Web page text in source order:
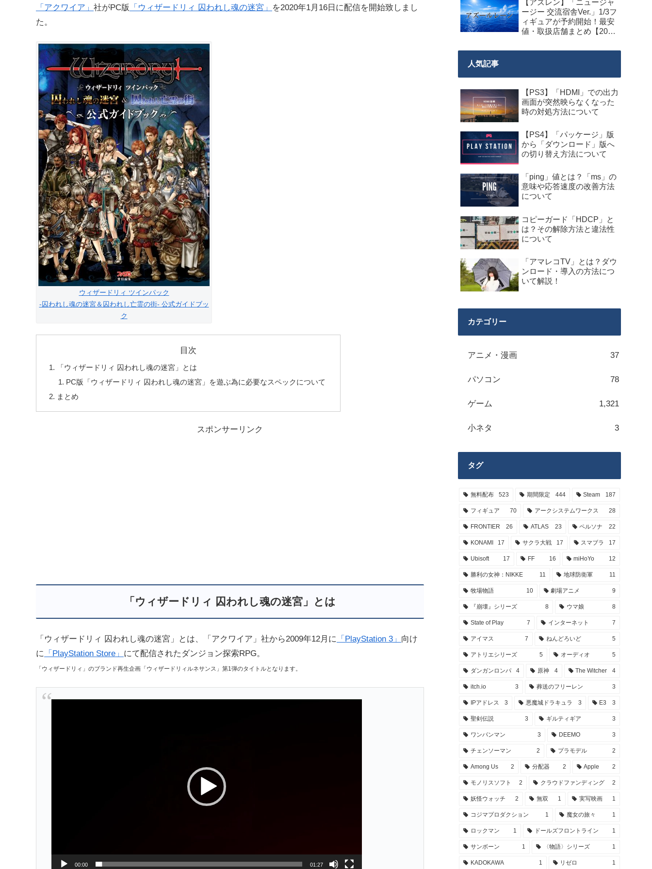
「アクワイア」 社がPC版 「ウィザードリィ 囚われし魂の迷宮」
を2020年1月16日に配信を開始致しまし
た。
ウィザードリィ ツインパック
-囚われし魂の迷宮＆囚われし亡霊の街- 公式ガイドブッ
ク
目次
「ウィザードリィ 囚われし魂の迷宮」とは
PC版「ウィザードリィ 囚われし魂の迷宮」を遊ぶ為に必要なスペックについて
まとめ
スポンサーリンク
「ウィザードリィ 囚われし魂の迷宮」とは
「ウィザードリィ 囚われし魂の迷宮」とは、「アクワイア」社から2009年12月に 「PlayStation 3」 向け
に 「PlayStation Store」 にて配信されたダンジョン探索RPG。
「ウィザードリィ」のブランド再生企画「ウィザードリィルネサンス」第1弾のタイトルとなります。
00:00 01:27
料配布が来週2026年8月14
日午前0時までの期間限定
で開始！
【アズレン】「ニュージャ
ージー 交流宿舎Ver.」1/3フ
ィギュアが予約開始！最安
値・取扱店舗まとめ【2027
人気記事
【PS3】「HDMI」での出力
画面が突然映らなくなった
時の対処方法について
【PS4】「パッケージ」版
から「ダウンロード」版へ
の切り替え方法について
「ping」値とは？「ms」の
意味や応答速度の改善方法
について
コピーガード「HDCP」と
は？その解除方法と違法性
について
「アマレコTV」とは？ダウ
ンロード・導入の方法につ
いて解説！
カテゴリー
アニメ・漫画 37
パソコン 78
ゲーム 1,321
小ネタ 3
タグ
無料配布 523 期間限定 444 Steam 187
フィギュア 70 アークシステムワークス 28
FRONTIER 26 ATLAS 23 ペルソナ 22
KONAMI 17 サクラ大戦 17 スマブラ 17
Ubisoft 17 FF 16 miHoYo 12
勝利の女神：NIKKE 11 地球防衛軍 11
牧場物語 10 劇場アニメ 9
『崩壊』シリーズ 8 ウマ娘 8
State of Play 7 インターネット 7
アイマス 7 ねんどろいど 5
アトリエシリーズ 5 オーディオ 5
ダンガンロンパ 4 原神 4 The Witcher 4
itch.io 3 葬送のフリーレン 3
IPアドレス 3 悪魔城ドラキュラ 3 E3 3
聖剣伝説 3 ギルティギア 3
ワンパンマン 3 DEEMO 3
チェンソーマン 2 プラモデル 2
Among Us 2 分配器 2 Apple 2
モノリスソフト 2 クラウドファンディング 2
妖怪ウォッチ 2 無双 1 実写映画 1
コジマプロダクション 1 魔女の旅々 1
ロックマン 1 ドールズフロントライン 1
サンボーン 1 〈物語〉シリーズ 1
KADOKAWA 1 リゼロ 1